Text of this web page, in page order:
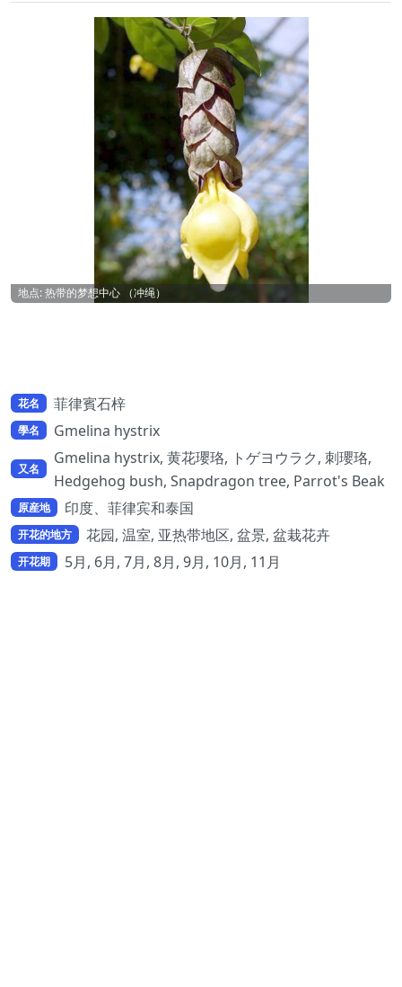
地点: 热带的梦想中心 （冲绳）
花名 菲律賓石梓
學名 Gmelina hystrix
又名
Gmelina hystrix, 黄花瓔珞, トゲヨウラク, 刺瓔珞,
Hedgehog bush, Snapdragon tree, Parrot's Beak
原産地 印度、菲律宾和泰国
开花的地方 花园, 温室, 亚热带地区, 盆景, 盆栽花卉
开花期 5月, 6月, 7月, 8月, 9月, 10月, 11月